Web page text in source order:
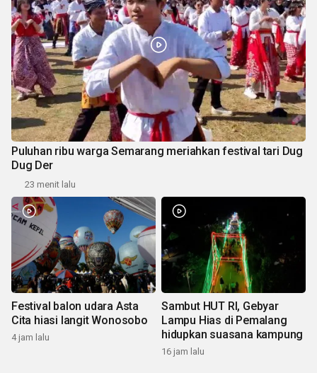
Puluhan ribu warga Semarang meriahkan festival tari Dug
Dug Der
23 menit lalu
Festival balon udara Asta
Cita hiasi langit Wonosobo
4 jam lalu
Sambut HUT RI, Gebyar
Lampu Hias di Pemalang
hidupkan suasana kampung
16 jam lalu